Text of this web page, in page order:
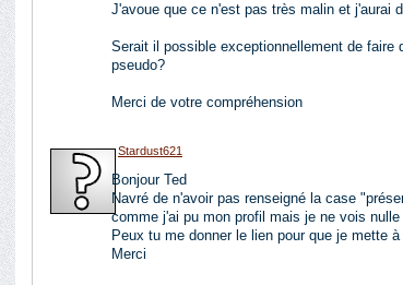
J'avoue que ce n'est pas très malin et j'aurai
Serait il possible exceptionnellement de
pseudo?
Merci de votre compréhension
Stardust621
Bonjour Ted
Navré de n'avoir pas renseigné la case
comme j'ai pu mon profil mais je ne vois
Peux tu me donner le lien pour que je mette à
Merci